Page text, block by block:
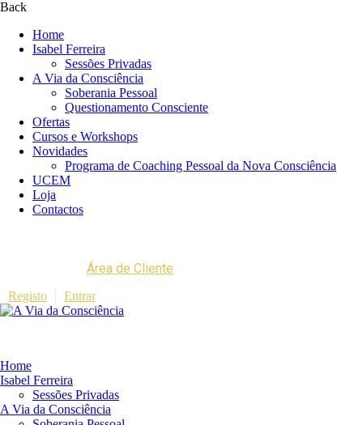
Back
Home
Isabel Ferreira
Sessões Privadas
A Via da Consciência
Soberania Pessoal
Questionamento Consciente
Ofertas
Cursos e Workshops
Novidades
Programa de Coaching Pessoal da Nova Consciência
UCEM
Loja
Contactos
Área de Cliente
Registo Entrar
Home
Isabel Ferreira
Sessões Privadas
A Via da Consciência